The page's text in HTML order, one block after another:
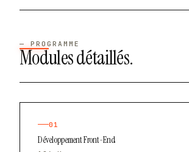
— PROGRAMME
Modules détaillés.
01
Développement Front-End